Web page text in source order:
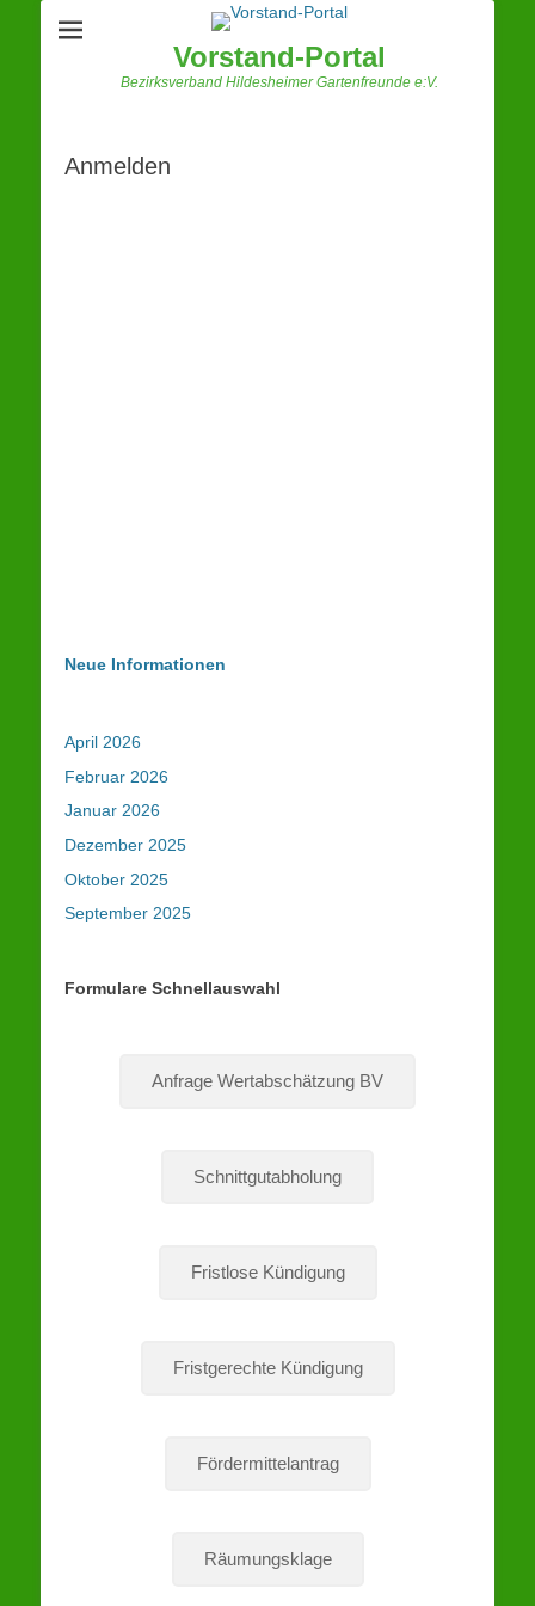
Vorstand-Portal
Bezirksverband Hildesheimer Gartenfreunde e:V.
Anmelden
Neue Informationen
April 2026
Februar 2026
Januar 2026
Dezember 2025
Oktober 2025
September 2025
Formulare Schnellauswahl
Anfrage Wertabschätzung BV
Schnittgutabholung
Fristlose Kündigung
Fristgerechte Kündigung
Fördermittelantrag
Räumungsklage